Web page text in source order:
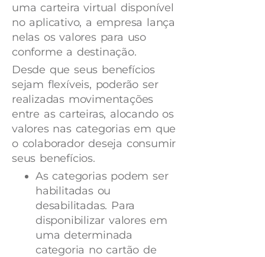
uma carteira virtual disponível
no aplicativo, a empresa lança
nelas os valores para uso
conforme a destinação.
Desde que seus benefícios
sejam flexíveis, poderão ser
realizadas movimentações
entre as carteiras, alocando os
valores nas categorias em que
o colaborador deseja consumir
seus benefícios.
As categorias podem ser
habilitadas ou
desabilitadas. Para
disponibilizar valores em
uma determinada
categoria no cartão de